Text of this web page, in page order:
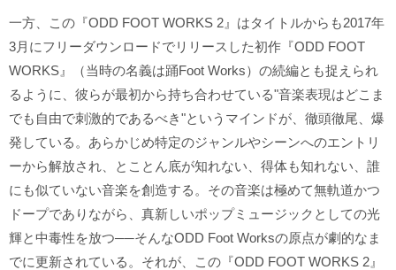
一方、この『ODD FOOT WORKS 2』はタイトルからも2017年
3月にフリーダウンロードでリリースした初作『ODD FOOT
WORKS』（当時の名義は踊Foot Works）の続編とも捉えられ
るように、彼らが最初から持ち合わせている"音楽表現はどこま
でも自由で刺激的であるべき"というマインドが、徹頭徹尾、爆
発している。あらかじめ特定のジャンルやシーンへのエントリ
ーから解放され、とことん底が知れない、得体も知れない、誰
にも似ていない音楽を創造する。その音楽は極めて無軌道かつ
ドープでありながら、真新しいポップミュージックとしての光
輝と中毒性を放つ──そんなODD Foot Worksの原点が劇的なま
でに更新されている。それが、この『ODD FOOT WORKS 2』